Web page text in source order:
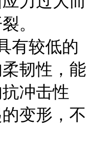
。
有较低的
韧性，能
冲击性
变形，不